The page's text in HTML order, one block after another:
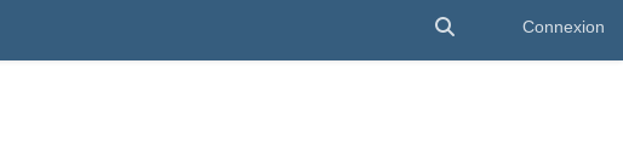
Activer/désactiver
Connexion